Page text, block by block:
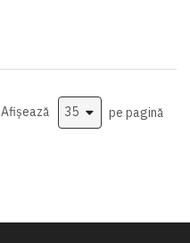
Afișează pe pagină